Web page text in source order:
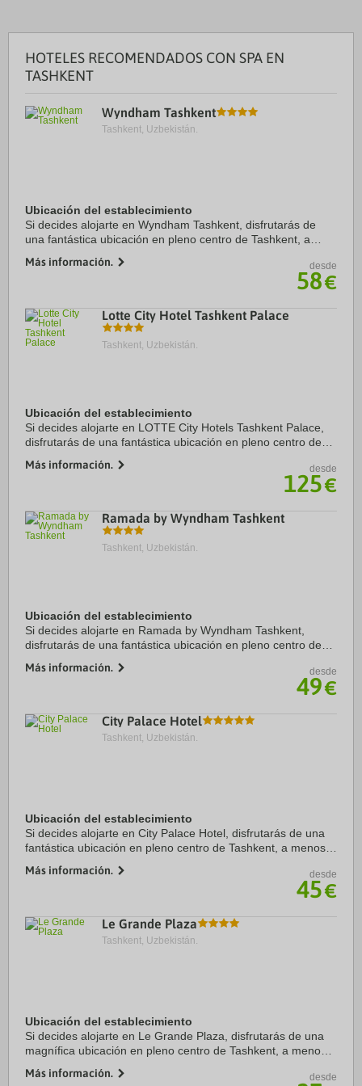
HOTELES RECOMENDADOS CON SPA EN
TASHKENT
Wyndham Tashkent
Tashkent, Uzbekistán.
Ubicación del establecimiento
Si decides alojarte en Wyndham Tashkent, disfrutarás de
una fantástica ubicación en pleno centro de Tashkent, a
Monumento Amir Timur. Además, este hotel ...
Más información. desde
58€
Lotte City Hotel Tashkent Palace
Tashkent, Uzbekistán.
Ubicación del establecimiento
Si decides alojarte en LOTTE City Hotels Tashkent Palace,
disfrutarás de una fantástica ubicación en pleno centro de
Ópera de Navoi y Museo de ...
Más información. desde
125€
Ramada by Wyndham Tashkent
Tashkent, Uzbekistán.
Ubicación del establecimiento
Si decides alojarte en Ramada by Wyndham Tashkent,
disfrutarás de una fantástica ubicación en pleno centro de
Lokomotiv Bogi y Earthquake Memorial. Además, ...
Más información. desde
49€
City Palace Hotel
Tashkent, Uzbekistán.
Ubicación del establecimiento
Si decides alojarte en City Palace Hotel, disfrutarás de una
fantástica ubicación en pleno centro de Tashkent, a menos
Amir Timur. Además, este hotel ...
Más información. desde
45€
Le Grande Plaza
Tashkent, Uzbekistán.
Ubicación del establecimiento
Si decides alojarte en Le Grande Plaza, disfrutarás de una
magnífica ubicación en pleno centro de Tashkent, a menos
Artes de Uzbekistán. Además, ...
Más información. desde